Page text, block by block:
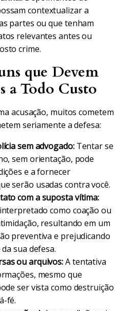
contextualizar a
partes ou que tenham
relevantes antes ou
crime.
que Devem
a Todo Custo
acusação, muitos cometem
seriamente a defesa:
sem advogado:Tentar se
sem orientação, pode
e a fornecer
serão usadas contra você.
com a suposta vítima:
como coação ou
resultando em um
preventiva e prejudicando
sua defesa.
ou arquivos:A tentativa
mesmo que
ser vista como destruição
fé.